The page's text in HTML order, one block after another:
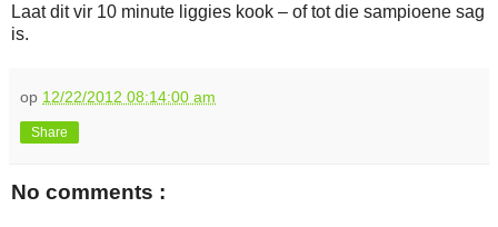
Laat dit vir 10 minute liggies kook – of tot die sampioene sag
is.
op 12/22/2012 08:14:00 am
Share
No comments :